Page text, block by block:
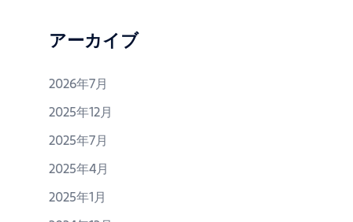
ー
シ
ン
アーカイブ
2026年7月
2025年12月
2025年7月
2025年4月
2025年1月